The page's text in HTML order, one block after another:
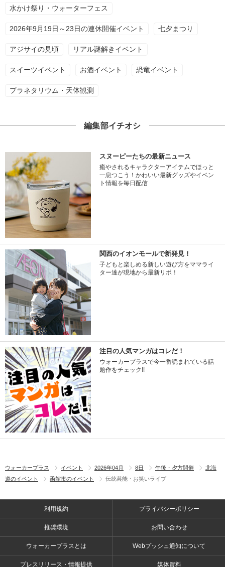
水かけ祭り・ウォーターフェス
2026年9月19日～23日の連休開催イベント 七夕まつり
アジサイの見頃 リアル謎解きイベント
スイーツイベント お酒イベント 恐竜イベント
プラネタリウム・天体観測
編集部イチオシ
スヌーピーたちの最新ニュース
癒やされるキャラクターアイテムでほっと
一息つこう！かわいい最新グッズやイベン
ト情報を毎日配信
関西のイオンモールで新発見！
子どもと楽しめる新しい遊び方をママライ
ター達が現地から最新リポ！
注目の人気マンガはコレだ！
ウォーカープラスで今一番読まれている話
題作をチェック!!
ウォーカープラス イベント 2026年04月 8日 午後・夕方開催
北海
道のイベント
函館市のイベント 伝統芸能・お笑いライブ
利用規約 プライバシーポリシー
推奨環境 お問い合わせ
ウォーカープラスとは Webプッシュ通知について
プレスリリース・情報提供 媒体資料